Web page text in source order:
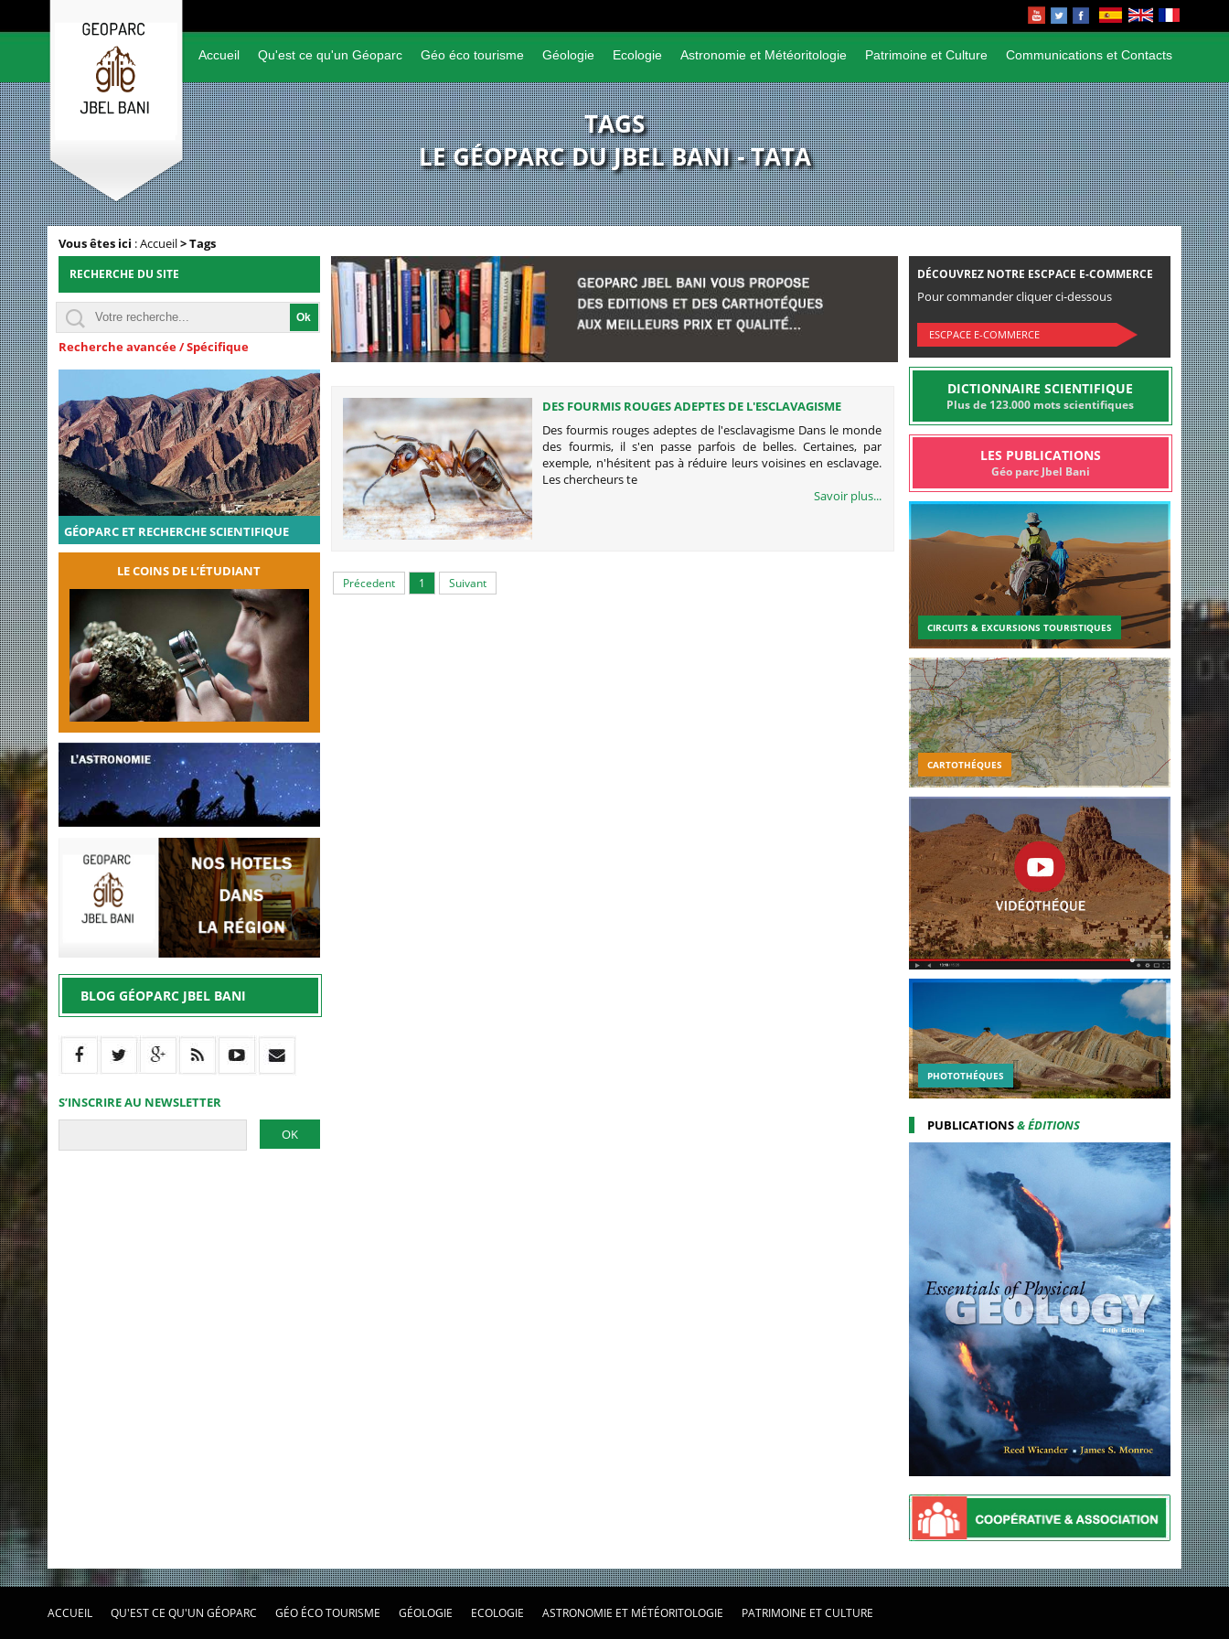
Accueil Qu'est ce qu'un Géoparc Géo éco tourisme Géologie Ecologie Astronomie et Météoritologie Patrimoine et Culture Communications et Contacts
TAGS
LE GÉOPARC DU JBEL BANI - TATA
Vous êtes ici :Accueil>Tags
DES FOURMIS ROUGES ADEPTES DE L'ESCLAVAGISME
Des fourmis rouges adeptes de l'esclavagisme Dans le monde
des fourmis, il s'en passe parfois de belles. Certaines, par
exemple, n'hésitent pas à réduire leurs voisines en esclavage.
Les chercheurs te
Savoir plus...
Précedent 1 Suivant
RECHERCHE DU SITE
Recherche avancée / Spécifique
GÉOPARC ET RECHERCHE SCIENTIFIQUE
LE COINS DE L’ÉTUDIANT
BLOG GÉOPARC JBEL BANI
S’INSCRIRE AU NEWSLETTER
DÉCOUVREZ NOTRE ESCPACE E-COMMERCE
Pour commander cliquer ci-dessous
ESCPACE E-COMMERCE
DICTIONNAIRE SCIENTIFIQUE
Plus de 123.000 mots scientifiques
LES PUBLICATIONS
Géo parc Jbel Bani
CIRCUITS & EXCURSIONS TOURISTIQUES
CARTOTHÉQUES
PHOTOTHÉQUES
PUBLICATIONS& ÉDITIONS
ACCUEIL QU'EST CE QU'UN GÉOPARC GÉO ÉCO TOURISME GÉOLOGIE ECOLOGIE ASTRONOMIE ET MÉTÉORITOLOGIE PATRIMOINE ET CULTURE